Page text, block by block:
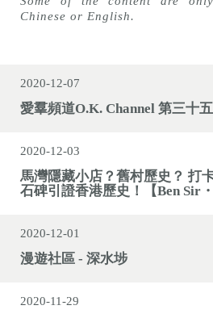
Chinese or English.
2020-12-07
愛羣頻道O.K. Channel 第三十
2020-12-03
馬灣隱藏小店？舊村歷史？ 打
石碑引證香港歷史！【Ben Sir・
2020-12-01
漫遊社區 - 深水埗
2020-11-29